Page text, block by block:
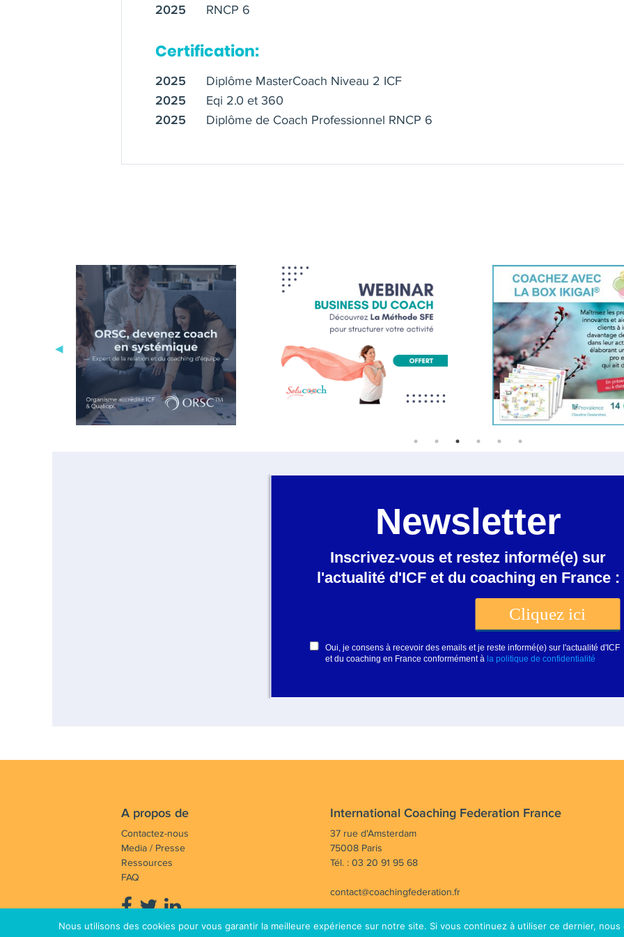
modulable et personnalisé. 👉 Un clic et on en discute : https://calendar.app.google/
2025 RNCP 6
Certification:
2025 Diplôme MasterCoach Niveau 2 ICF
2025 Eqi 2.0 et 360
2025 Diplôme de Coach Professionnel RNCP 6
A propos de
Contactez-nous
Media / Presse
Ressources
FAQ
International Coaching Federation France
37 rue d'Amsterdam
75008 Paris
Tél. : 03 20 91 95 68
contact@coachingfederation.fr
Notre mission : Faire avancer et rayonner la profession de coach en France et dans le
Nous utilisons des cookies pour vous garantir la meilleure expérience sur notre site. Si vous continuez à utiliser ce dernier,